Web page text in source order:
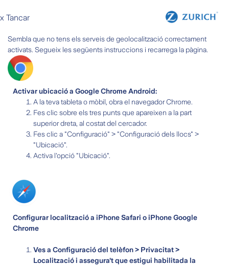
x Tancar
Sembla que no tens els serveis de geolocalització correctament
activats. Segueix les següents instruccions i recarrega la pàgina.
Activar ubicació a Google Chrome Android:
A la teva tableta o mòbil, obra el navegador Chrome.
Fes clic sobre els tres punts que apareixen a la part
superior dreta, al costat del cercador.
Fes clic a "Configuració" > "Configuració dels llocs" >
"Ubicació".
Activa l'opció "Ubicació".
Configurar localització a iPhone Safari o iPhone Google
Chrome
Ves a Configuració del telèfon > Privacitat >
Localització i assegura't que estigui habilitada la